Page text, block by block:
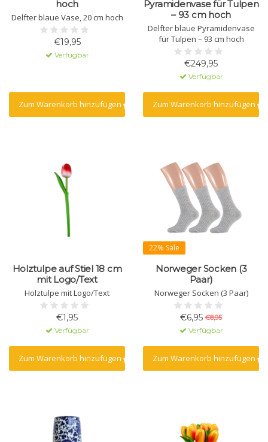
hoch
Delfter blaue Vase, 20 cm hoch
€19,95
Verfügbar
Zum Warenkorb hinzufügen
Pyramidenvase für Tulpen
– 93 cm hoch
Delfter blaue Pyramidenvase
für Tulpen – 93 cm hoch
€249,95
Verfügbar
Zum Warenkorb hinzufügen
Holztulpe auf Stiel 18 cm
mit Logo/Text
Holztulpe mit Logo/Text
€1,95
Verfügbar
Zum Warenkorb hinzufügen
22% Sale
Norweger Socken (3
Paar)
Norweger Socken (3 Paar)
€6,95 €8,95
Verfügbar
Zum Warenkorb hinzufügen